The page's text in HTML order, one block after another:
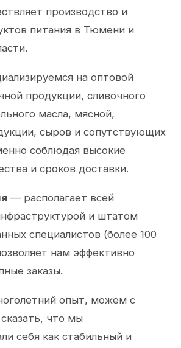
производство и
питания в Тюмени и
на оптовой
продукции, сливочного
масла, мясной,
сыров и сопутствующих
соблюдая высокие
и сроков доставки.
— располагает всей
и штатом
специалистов (более 100
нам эффективно
заказы.
опыт, можем с
что мы
себя как стабильный и